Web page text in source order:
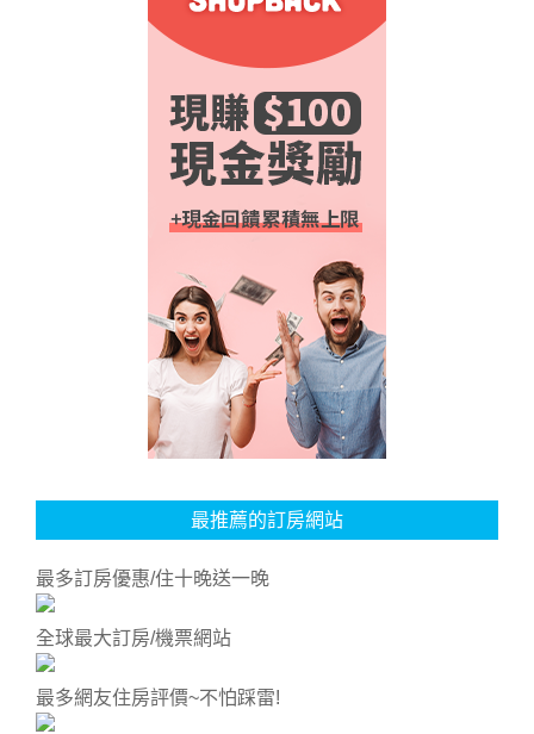
最推薦的訂房網站
最多訂房優惠/住十晚送一晚
全球最大訂房/機票網站
最多網友住房評價~不怕踩雷!